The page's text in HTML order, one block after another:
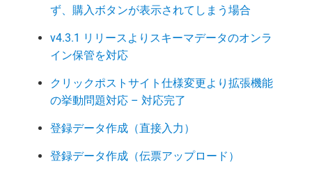
ず、購入ボタンが表示されてしまう場合
v4.3.1 リリースよりスキーマデータのオンラ
イン保管を対応
クリックポストサイト仕様変更より拡張機能
の挙動問題対応 – 対応完了
登録データ作成（直接入力）
登録データ作成（伝票アップロード）